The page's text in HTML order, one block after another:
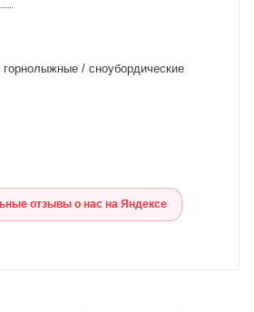
/ сноубордические
отзывы о нас на Яндексе